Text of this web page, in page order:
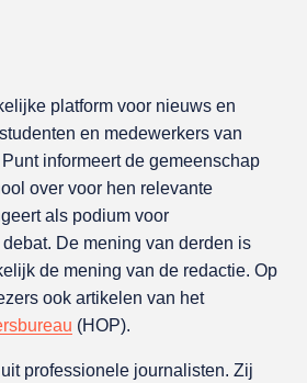
platform voor nieuws en
en medewerkers van
informeert de gemeenschap
over voor hen relevante
als podium voor
De mening van derden is
de mening van de redactie. Op
ook artikelen van het
(HOP).
professionele journalisten. Zij